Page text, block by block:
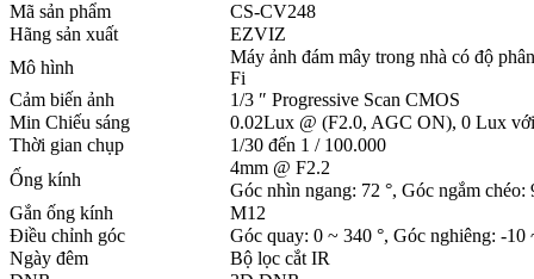
Mã sản phẩm
CS-CV248
Hãng sản xuất
EZVIZ
Mô hình
Máy ảnh đám mây trong nhà có độ
Fi
Cảm biến ảnh
1/3 ″ Progressive Scan CMOS
Min Chiếu sáng
0.02Lux @ (F2.0, AGC ON), 0 Lux
Thời gian chụp
1/30 đến 1 / 100.000
Ống kính
4mm @ F2.2
Góc nhìn ngang: 72 °, Góc ngắm chéo:
Gắn ống kính
M12
Điều chỉnh góc
Góc quay: 0 ~ 340 °, Góc nghiêng: -10
Ngày đêm
Bộ lọc cắt IR